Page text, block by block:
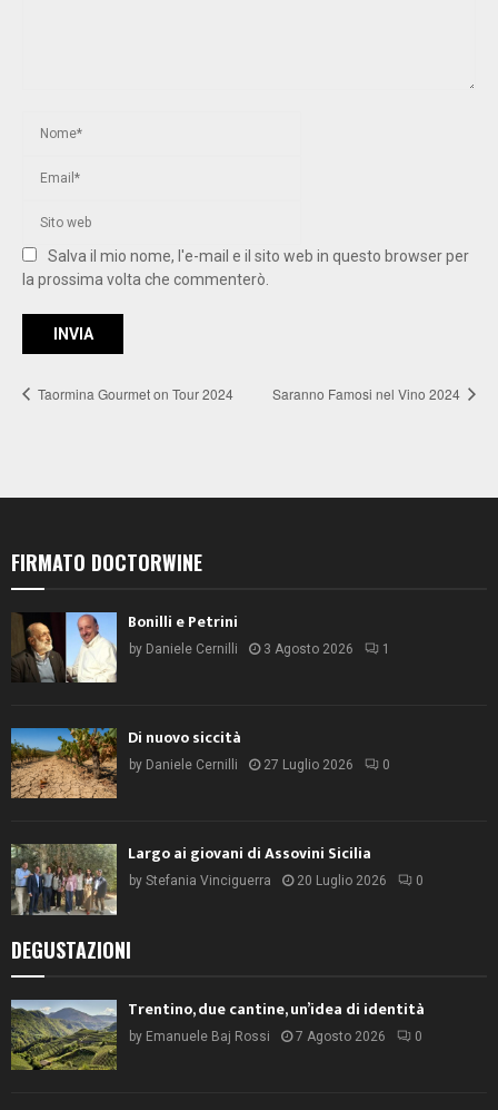
Salva il mio nome, l'e-mail e il sito web in questo browser per
la prossima volta che commenterò.
Taormina Gourmet on Tour 2024 Saranno Famosi nel Vino 2024
FIRMATO DOCTORWINE
Bonilli e Petrini
by Daniele Cernilli 3 Agosto 2026 1
Di nuovo siccità
by Daniele Cernilli 27 Luglio 2026 0
Largo ai giovani di Assovini Sicilia
by Stefania Vinciguerra 20 Luglio 2026 0
DEGUSTAZIONI
Trentino, due cantine, un’idea di identità
by Emanuele Baj Rossi 7 Agosto 2026 0